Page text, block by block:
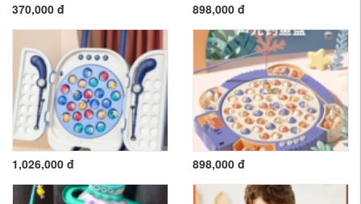
370,000 đ 898,000 đ
1,026,000 đ 898,000 đ